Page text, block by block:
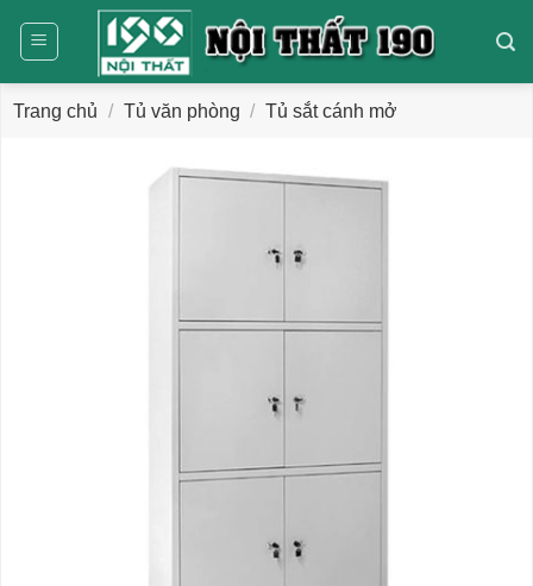
dung
Trang chủ / Tủ văn phòng / Tủ sắt cánh mở